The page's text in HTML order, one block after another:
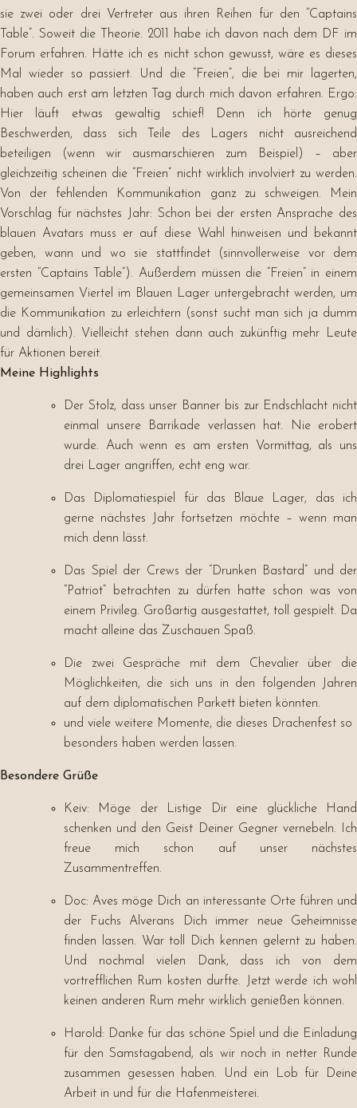
sie zwei oder drei Vertreter aus ihren Reihen für den “Captains
Table”. Soweit die Theorie. 2011 habe ich davon nach dem DF im
Forum erfahren. Hätte ich es nicht schon gewusst, wäre es dieses
Mal wieder so passiert. Und die “Freien”, die bei mir lagerten,
haben auch erst am letzten Tag durch mich davon erfahren. Ergo:
Hier läuft etwas gewaltig schief! Denn ich hörte genug
Beschwerden, dass sich Teile des Lagers nicht ausreichend
beteiligen (wenn wir ausmarschieren zum Beispiel) – aber
gleichzeitig scheinen die “Freien” nicht wirklich involviert zu werden.
Von der fehlenden Kommunikation ganz zu schweigen. Mein
Vorschlag für nächstes Jahr: Schon bei der ersten Ansprache des
blauen Avatars muss er auf diese Wahl hinweisen und bekannt
geben, wann und wo sie stattfindet (sinnvollerweise vor dem
ersten “Captains Table”). Außerdem müssen die “Freien” in einem
gemeinsamen Viertel im Blauen Lager untergebracht werden, um
die Kommunikation zu erleichtern (sonst sucht man sich ja dumm
und dämlich). Vielleicht stehen dann auch zukünftig mehr Leute
für Aktionen bereit.
Meine Highlights
Der Stolz, dass unser Banner bis zur Endschlacht nicht
einmal unsere Barrikade verlassen hat. Nie erobert
wurde. Auch wenn es am ersten Vormittag, als uns
drei Lager angriffen, echt eng war.
Das Diplomatiespiel für das Blaue Lager, das ich
gerne nächstes Jahr fortsetzen möchte – wenn man
mich denn lässt.
Das Spiel der Crews der “Drunken Bastard” und der
“Patriot” betrachten zu dürfen hatte schon was von
einem Privileg. Großartig ausgestattet, toll gespielt. Da
macht alleine das Zuschauen Spaß.
Die zwei Gespräche mit dem Chevalier über die
Möglichkeiten, die sich uns in den folgenden Jahren
auf dem diplomatischen Parkett bieten könnten.
und viele weitere Momente, die dieses Drachenfest so
besonders haben werden lassen.
Besondere Grüße
Keiv: Möge der Listige Dir eine glückliche Hand
schenken und den Geist Deiner Gegner vernebeln. Ich
freue mich schon auf unser nächstes
Zusammentreffen.
Doc: Aves möge Dich an interessante Orte führen und
der Fuchs Alverans Dich immer neue Geheimnisse
finden lassen. War toll Dich kennen gelernt zu haben.
Und nochmal vielen Dank, dass ich von dem
vortrefflichen Rum kosten durfte. Jetzt werde ich wohl
keinen anderen Rum mehr wirklich genießen können.
Harold: Danke für das schöne Spiel und die Einladung
für den Samstagabend, als wir noch in netter Runde
zusammen gesessen haben. Und ein Lob für Deine
Arbeit in und für die Hafenmeisterei.